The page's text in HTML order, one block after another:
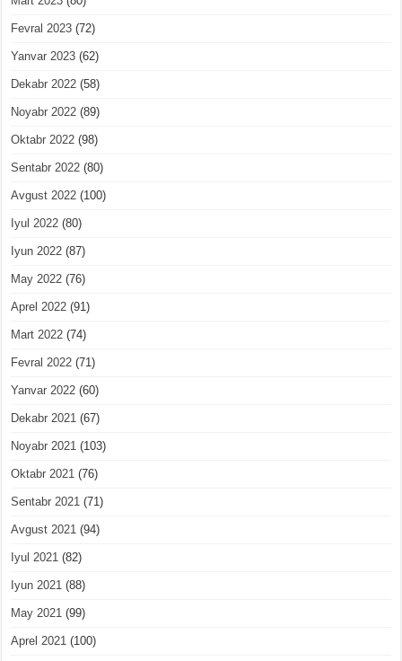
Fevral 2023 (72)
Yanvar 2023 (62)
Dekabr 2022 (58)
Noyabr 2022 (89)
Oktabr 2022 (98)
Sentabr 2022 (80)
Avgust 2022 (100)
Iyul 2022 (80)
Iyun 2022 (87)
May 2022 (76)
Aprel 2022 (91)
Mart 2022 (74)
Fevral 2022 (71)
Yanvar 2022 (60)
Dekabr 2021 (67)
Noyabr 2021 (103)
Oktabr 2021 (76)
Sentabr 2021 (71)
Avgust 2021 (94)
Iyul 2021 (82)
Iyun 2021 (88)
May 2021 (99)
Aprel 2021 (100)